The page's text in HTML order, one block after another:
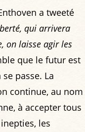
a tweeté
qui arrivera
on laisse agir les
que le futur est
passe. La
continue, au nom
à accepter tous
les